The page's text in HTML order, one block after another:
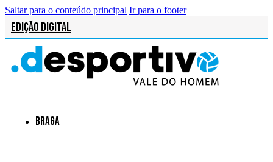
Saltar para o conteúdo principal Ir para o footer
Edição Digital
Braga